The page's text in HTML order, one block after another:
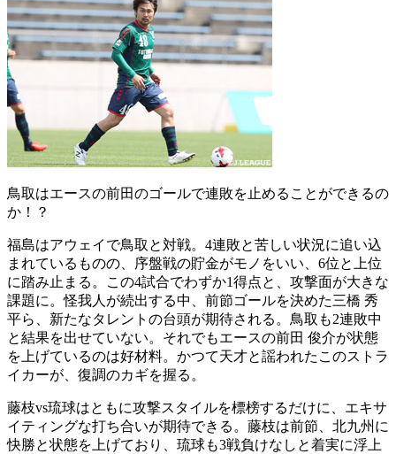
鳥取はエースの前田のゴールで連敗を止めることができるの
か！？
福島はアウェイで鳥取と対戦。4連敗と苦しい状況に追い込
まれているものの、序盤戦の貯金がモノをいい、6位と上位
に踏み止まる。この4試合でわずか1得点と、攻撃面が大きな
課題に。怪我人が続出する中、前節ゴールを決めた三橋 秀
平ら、新たなタレントの台頭が期待される。鳥取も2連敗中
と結果を出せていない。それでもエースの前田 俊介が状態
を上げているのは好材料。かつて天才と謡われたこのストラ
イカーが、復調のカギを握る。
藤枝vs琉球はともに攻撃スタイルを標榜するだけに、エキサ
イティングな打ち合いが期待できる。藤枝は前節、北九州に
快勝と状態を上げており、琉球も3戦負けなしと着実に浮上